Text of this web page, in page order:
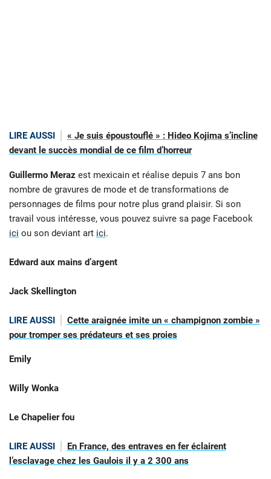
LIRE AUSSI
« Je suis époustouflé » : Hideo Kojima s’incline
devant le succès mondial de ce film d’horreur
Guillermo Meraz est mexicain et réalise depuis 7 ans bon
nombre de gravures de mode et de transformations de
personnages de films pour notre plus grand plaisir. Si son
travail vous intéresse, vous pouvez suivre sa page Facebook
ici ou son deviant art ici.
Edward aux mains d’argent
Jack Skellington
LIRE AUSSI
Cette araignée imite un « champignon zombie »
pour tromper ses prédateurs et ses proies
Emily
Willy Wonka
Le Chapelier fou
LIRE AUSSI
En France, des entraves en fer éclairent
l’esclavage chez les Gaulois il y a 2 300 ans